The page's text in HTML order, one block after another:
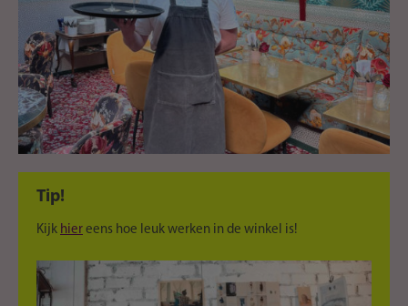
Tip!
Kijk hier eens hoe leuk werken in de winkel is!